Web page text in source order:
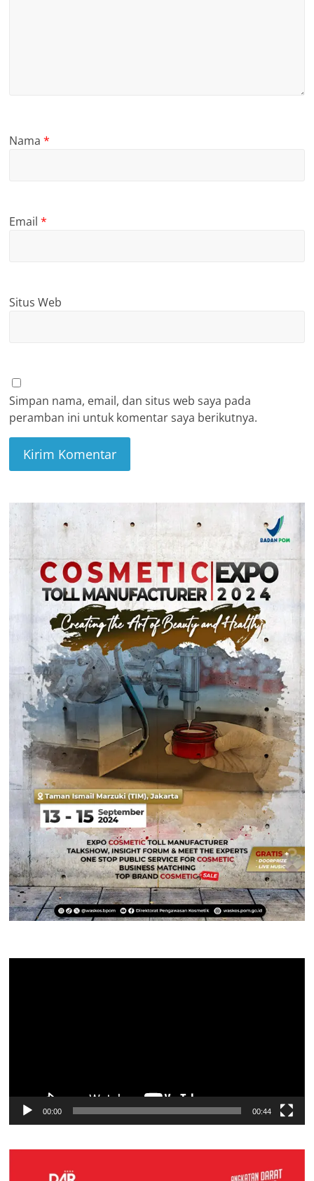
Nama*
Email*
Situs Web
Simpan nama, email, dan situs web saya pada
peramban ini untuk komentar saya berikutnya.
00:00 00:44